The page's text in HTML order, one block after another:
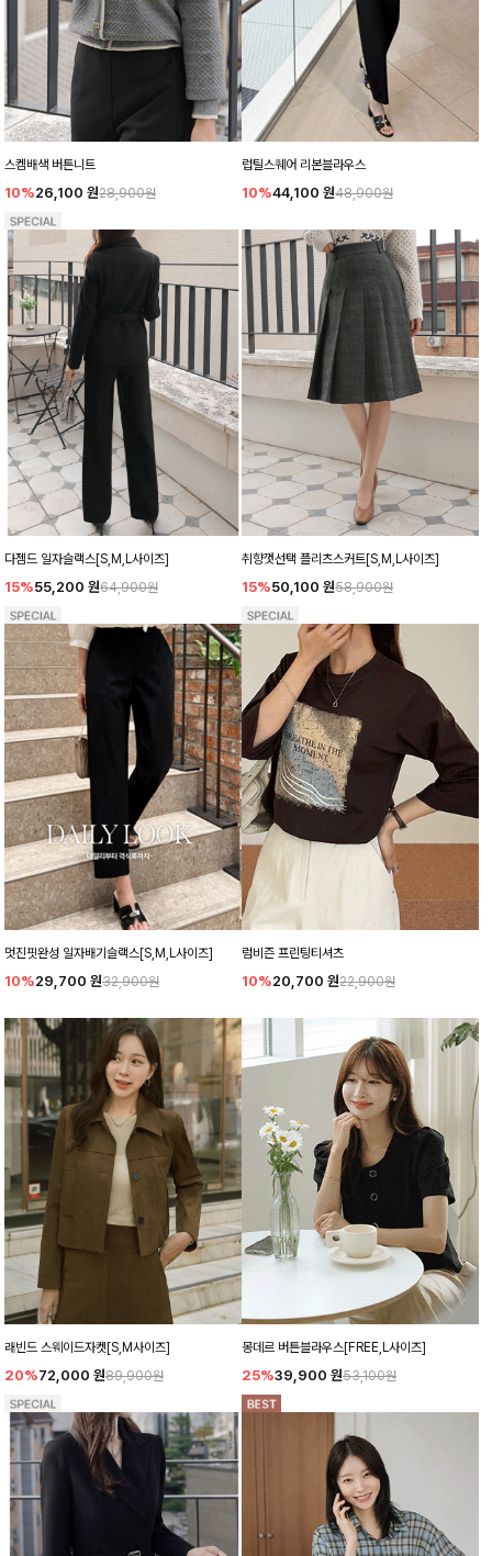
스켐배색 버튼니트
10%26,100 원28,900원
럽틸스퀘어 리본블라우스
10%44,100 원48,900원
다젬드 일자슬랙스[S,M,L사이즈]
15%55,200 원64,900원
취향껏선택 플리츠스커트[S,M,L사이즈]
15%50,100 원58,900원
멋진핏완성 일자배기슬랙스[S,M,L사이즈]
10%29,700 원32,900원
럼비즌 프린팅티셔츠
10%20,700 원22,900원
래빈드 스웨이드자켓[S,M사이즈]
20%72,000 원89,900원
몽데르 버튼블라우스[FREE,L사이즈]
25%39,900 원53,100원